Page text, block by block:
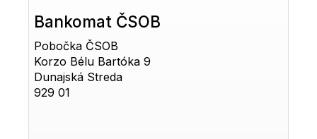
Bankomat ČSOB
Pobočka ČSOB
Korzo Bélu Bartóka 9
Dunajská Streda
929 01